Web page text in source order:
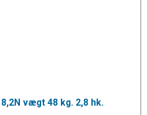
vægt 48 kg. 2,8 hk.